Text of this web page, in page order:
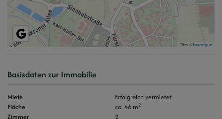
Tiles ©basemap.at
Basisdaten zur Immobilie
Miete
Erfolgreich vermietet
Fläche
ca. 46 m2
Zimmer 2